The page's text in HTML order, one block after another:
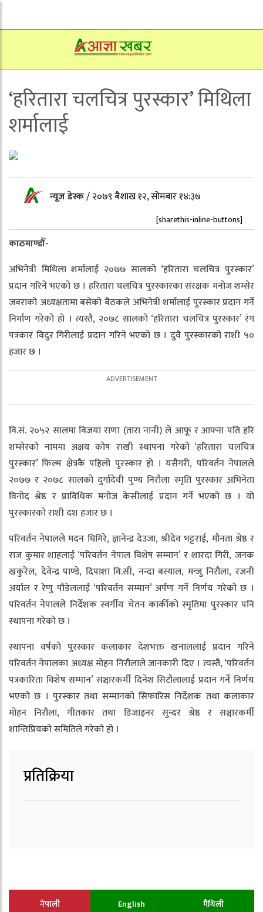
‘हरितारा चलचित्र पुरस्कार’ मिथिला
शर्मालाई
न्यूज डेस्क/२०७९ बैशाख १२, सोमबार १४:३७
[sharethis-inline-buttons]
काठमाण्डौँ-
अभिनेत्री मिथिला शर्मालाई २०७७ सालको ‘हरितारा चलचित्र पुरस्कार’
प्रदान गरिने भएको छ । हरितारा चलचित्र पुरस्कारका संरक्षक मनोज शम्सेर
जबराको अध्यक्षतामा बसेको बैठकले अभिनेत्री शर्मालाई पुरस्कार प्रदान गर्ने
निर्माण गरेको हो । त्यस्तै, २०७८ सालको ‘हरितारा चलचित्र पुरस्कार’ रंग
पत्रकार विदुर गिरीलाई प्रदान गरिने भएको छ । दुवै पुरस्कारको राशी ५०
हजार छ ।
वि.सं. २०५२ सालमा विजया राणा (तारा नानी) ले आफू र आफ्ना पति हरि
शम्सेरको नाममा अक्षय कोष राखी स्थापना गरेको ‘हरितारा चलचित्र
पुरस्कार’ फिल्म क्षेत्रकै पहिलो पुरस्कार हो । यसैगरी, परिवर्तन नेपालले
२०७७ र २०७८ सालको दुर्गादेवी पुण्य निरौला स्मृति पुरस्कार अभिनेता
विनोद श्रेष्ठ र प्राविधिक मनोज केसीलाई प्रदान गर्ने भएको छ । यो
पुरस्कारको राशी दश हजार छ ।
परिवर्तन नेपालले मदन घिमिरे, ज्ञानेन्द्र देउजा, श्रीदेव भट्टराई, मौनता श्रेष्ठ र
राज कुमार शाहलाई ‘परिवर्तन नेपाल विशेष सम्मान’ र शारदा गिरी, जनक
खकुरेल, देवेन्द्र पाण्डे, दिपाशा वि.सी, नन्दा बस्याल, मन्जु निरौला, रजनी
अर्याल र रेणु पौडेललाई ‘परिवर्तन सम्मान’ अर्पण गर्ने निर्णय गरेको छ ।
परिवर्तन नेपालले निर्देशक स्वर्गीय चेतन कार्कीको स्मृतिमा पुरस्कार पनि
स्थापना गरेको छ ।
स्थापना वर्षको पुरस्कार कलाकार देशभक्त खनाललाई प्रदान गरिने
परिवर्तन नेपालका अध्यक्ष मोहन निरौलाले जानकारी दिए । त्यस्तै, ‘परिवर्तन
पत्रकारिता विशेष सम्मान’ सञ्चारकर्मी दिनेश सिटौलालाई प्रदान गर्ने निर्णय
भएको छ । पुरस्कार तथा सम्मानको सिफारिस निर्देशक तथा कलाकार
मोहन निरौला, गीतकार तथा डिजाइनर सुन्दर श्रेष्ठ र सञ्चारकर्मी
शान्तिप्रियको समितिले गरेको हो ।
प्रतिक्रिया
नेपाली English मैथिली